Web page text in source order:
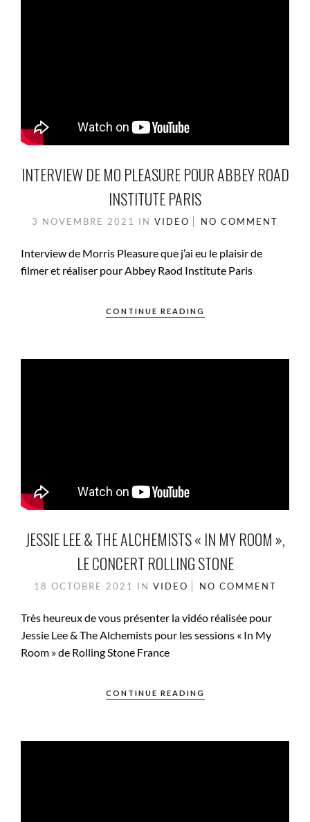
INTERVIEW DE MO PLEASURE POUR ABBEY ROAD
INSTITUTE PARIS
3 NOVEMBRE 2021 IN VIDEO NO COMMENT
Interview de Morris Pleasure que j’ai eu le plaisir de
filmer et réaliser pour Abbey Raod Institute Paris
CONTINUE READING
JESSIE LEE & THE ALCHEMISTS « IN MY ROOM »,
LE CONCERT ROLLING STONE
18 OCTOBRE 2021 IN VIDEO NO COMMENT
Très heureux de vous présenter la vidéo réalisée pour
Jessie Lee & The Alchemists pour les sessions « In My
Room » de Rolling Stone France
CONTINUE READING